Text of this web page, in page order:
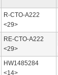
R-CTO-A222
<29>
RE-CTO-A222
<29>
HW1485284
<14>